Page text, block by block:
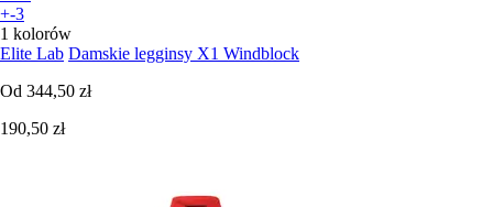
+-3
1 kolorów
Elite Lab Damskie legginsy X1 Windblock
Od 344,50 zł
190,50 zł